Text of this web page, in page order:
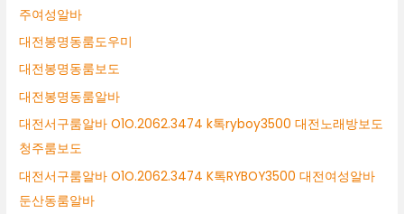
주여성알바
대전봉명동룸도우미
대전봉명동룸보도
대전봉명동룸알바
대전서구룸알바 O1O.2062.3474 k톡ryboy3500 대전노래방보도
청주룸보도
대전서구룸알바 O1O.2062.3474 K톡RYBOY3500 대전여성알바
둔산동룸알바